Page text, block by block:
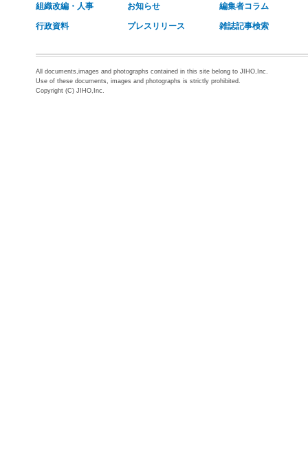
組織改編・人事 お知らせ 編集者コラム
行政資料 プレスリリース 雑誌記事検索
All documents,images and photographs contained in this site belong to JIHO,Inc.
Use of these documents, images and photographs is strictly prohibited.
Copyright (C) JIHO,Inc.